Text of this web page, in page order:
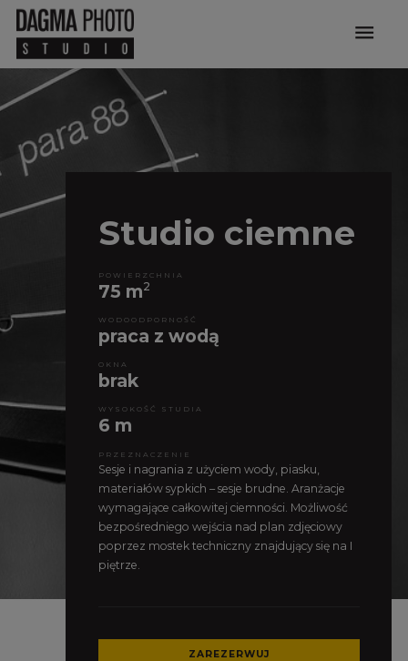
menu
Studio ciemne
POWIERZCHNIA
75 m2
WODOODPORNOŚĆ
praca z wodą
OKNA
brak
WYSOKOŚĆ STUDIA
6 m
PRZEZNACZENIE
Sesje i nagrania z użyciem wody, piasku,
materiałów sypkich – sesje brudne. Aranżacje
wymagające całkowitej ciemności. Możliwość
bezpośredniego wejścia nad plan zdjęciowy
poprzez mostek techniczny znajdujący się na I
piętrze.
ZAREZERWUJ